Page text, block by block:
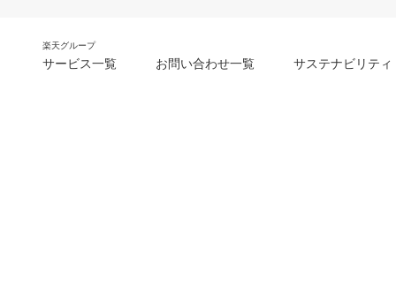
楽天グループ
サービス一覧 お問い合わせ一覧 サステナビリティ